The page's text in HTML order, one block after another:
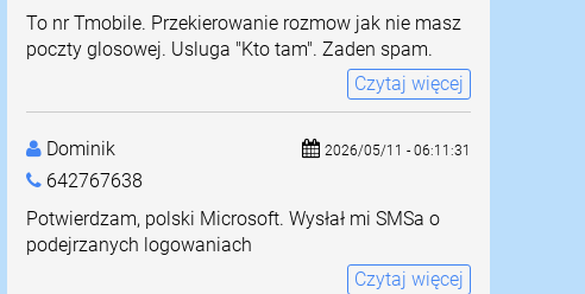
To nr Tmobile. Przekierowanie rozmow jak nie masz
poczty glosowej. Usluga "Kto tam". Zaden spam.
Czytaj więcej
Dominik
642767638
2026/05/11 - 06:11:31
Potwierdzam, polski Microsoft. Wysłał mi SMSa o
podejrzanych logowaniach
Czytaj więcej